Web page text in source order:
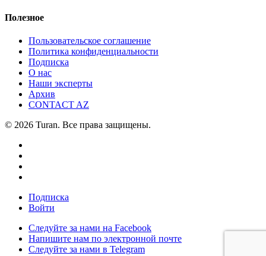
Полезное
Пользовательское соглашение
Политика конфиденциальности
Подписка
О нас
Наши эксперты
Архив
CONTACT AZ
© 2026 Turan. Все права защищены.
Подписка
Войти
Следуйте за нами на Facebook
Напишите нам по электронной почте
Следуйте за нами в Telegram